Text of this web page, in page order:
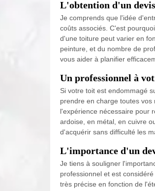
L'obtention d'un
Je comprends que l'idée
coûts associés. C'est
d'une toiture peut varier en
peinture, et du nombre de
vous aider à planifier
Un professionnel à
Si votre toit est endommagé
prendre en charge toutes
l'expérience nécessaire pour
ardoise, en métal, en cuivre
d'acquérir sans difficulté les
L'importance d'un
Je tiens à souligner
professionnel et est
très précise en fonction de